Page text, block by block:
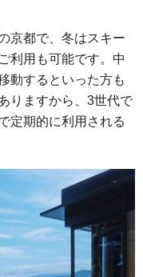
京都で、冬はスキー
利用も可能です。中
動するといった方も
りますから、3世代で
定期的に利用される